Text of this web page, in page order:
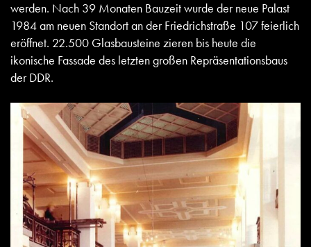
werden. Nach 39 Monaten Bauzeit wurde der neue Palast
1984 am neuen Standort an der Friedrichstraße 107 feierlich
eröffnet. 22.500 Glasbausteine zieren bis heute die
ikonische Fassade des letzten großen Repräsentationsbaus
der DDR.